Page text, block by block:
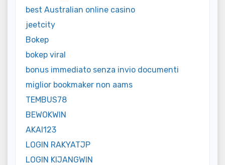
best Australian online casino
jeetcity
Bokep
bokep viral
bonus immediato senza invio documenti
miglior bookmaker non aams
TEMBUS78
BEWOKWIN
AKAI123
LOGIN RAKYATJP
LOGIN KIJANGWIN